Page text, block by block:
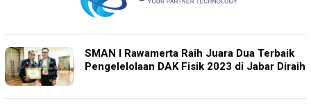
SMAN I Rawamerta Raih Juara Dua Terbaik
Pengelelolaan DAK Fisik 2023 di Jabar Diraih